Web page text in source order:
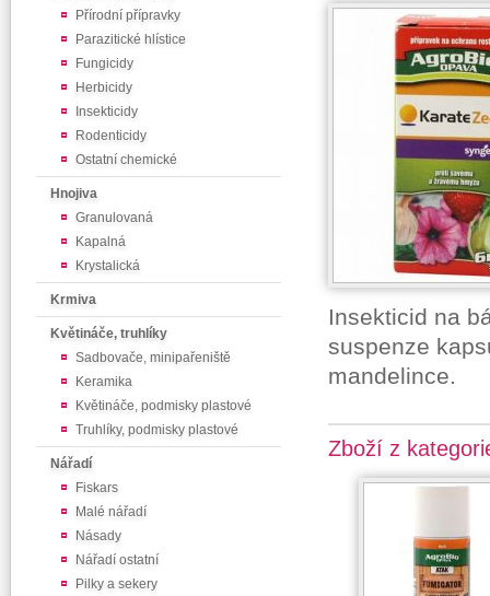
Přírodní přípravky
Parazitické hlístice
Fungicidy
Herbicidy
Insekticidy
Rodenticidy
Ostatní chemické
Hnojiva
Granulovaná
Kapalná
Krystalická
Krmiva
Květináče, truhlíky
Sadbovače, minipařeniště
Keramika
Květináče, podmisky plastové
Truhlíky, podmisky plastové
Nářadí
Fiskars
Malé nářadí
Násady
Nářadí ostatní
Pilky a sekery
Insekticid na
suspenze
mandelince.
Zboží z